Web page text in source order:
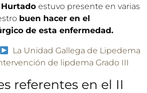
Hurtado estuvo presente en varias
buen hacer en el
de esta enfermedad.
La Unidad Gallega de Lipedema
de lipdema Grado III
referentes en el II